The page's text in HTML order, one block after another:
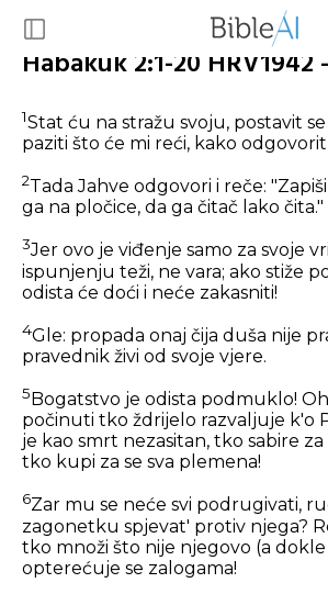
Habakuk 2:1-20 HRV1942
1Stat ću na stražu svoju, postavit
paziti što će mi reći, kako
2Tada Jahve odgovori i reče:
ga na pločice, da ga čitač lako čita."
3Jer ovo je viđenje samo za svoje
ispunjenju teži, ne vara; ako stiže
odista će doći i neće zakasniti!
4Gle: propada onaj čija duša nije
pravednik živi od svoje vjere.
5 Bogatstvo je odista podmuklo!
počinuti tko ždrijelo razvaljuje k'o
je kao smrt nezasitan, tko sabire za
tko kupi za se sva plemena!
6Zar mu se neće svi podrugivati,
zagonetku spjevat' protiv njega?
tko množi što nije njegovo (a dokle
opterećuje se zalogama!